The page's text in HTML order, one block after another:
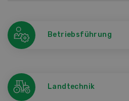
Betriebsführung
Landtechnik